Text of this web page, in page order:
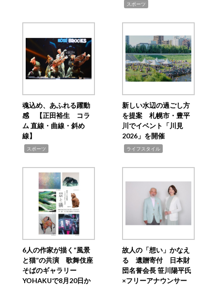
スポーツ
魂込め、あふれる躍動
感 【正田裕生 コラ
ム 直線・曲線・斜め
線】
スポーツ
新しい水辺の過ごし方
を提案 札幌市・豊平
川でイベント「川見
2026」を開催
ライフスタイル
6人の作家が描く“風景
と猫”の共演 歌舞伎座
そばのギャラリー
YOHAKUで8月20日か
故人の「想い」かなえ
る 遺贈寄付 日本財
団名誉会長 笹川陽平氏
×フリーアナウンサー